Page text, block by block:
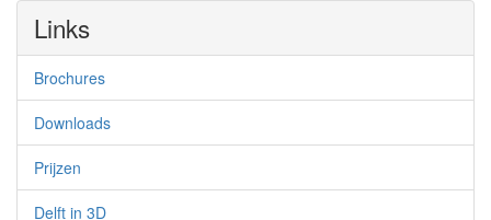
Links
Brochures
Downloads
Prijzen
Delft in 3D